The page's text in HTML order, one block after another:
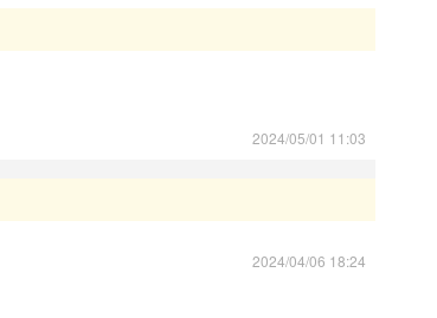
2024/05/01 11:03
2024/04/06 18:24